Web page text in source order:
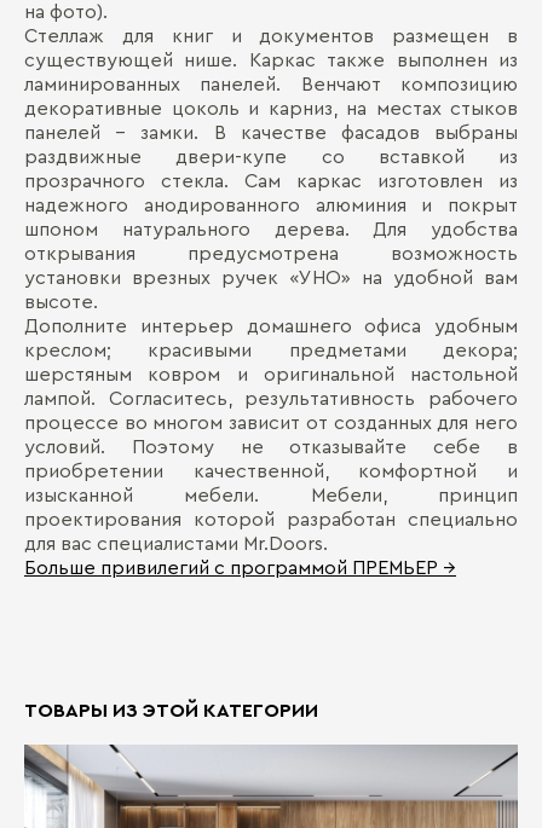
на фото).
Стеллаж для книг и документов размещен в
существующей нише. Каркас также выполнен из
ламинированных панелей. Венчают композицию
декоративные цоколь и карниз, на местах стыков
панелей – замки. В качестве фасадов выбраны
раздвижные двери-купе со вставкой из
прозрачного стекла. Сам каркас изготовлен из
надежного анодированного алюминия и покрыт
шпоном натурального дерева. Для удобства
открывания предусмотрена возможность
установки врезных ручек «УНО» на удобной вам
высоте.
Дополните интерьер домашнего офиса удобным
креслом; красивыми предметами декора;
шерстяным ковром и оригинальной настольной
лампой. Согласитесь, результативность рабочего
процессе во многом зависит от созданных для него
условий. Поэтому не отказывайте себе в
приобретении качественной, комфортной и
изысканной мебели. Мебели, принцип
проектирования которой разработан специально
для вас специалистами Mr.Doors.
Больше привилегий с программой ПРЕМЬЕР →
ТОВАРЫ ИЗ ЭТОЙ КАТЕГОРИИ